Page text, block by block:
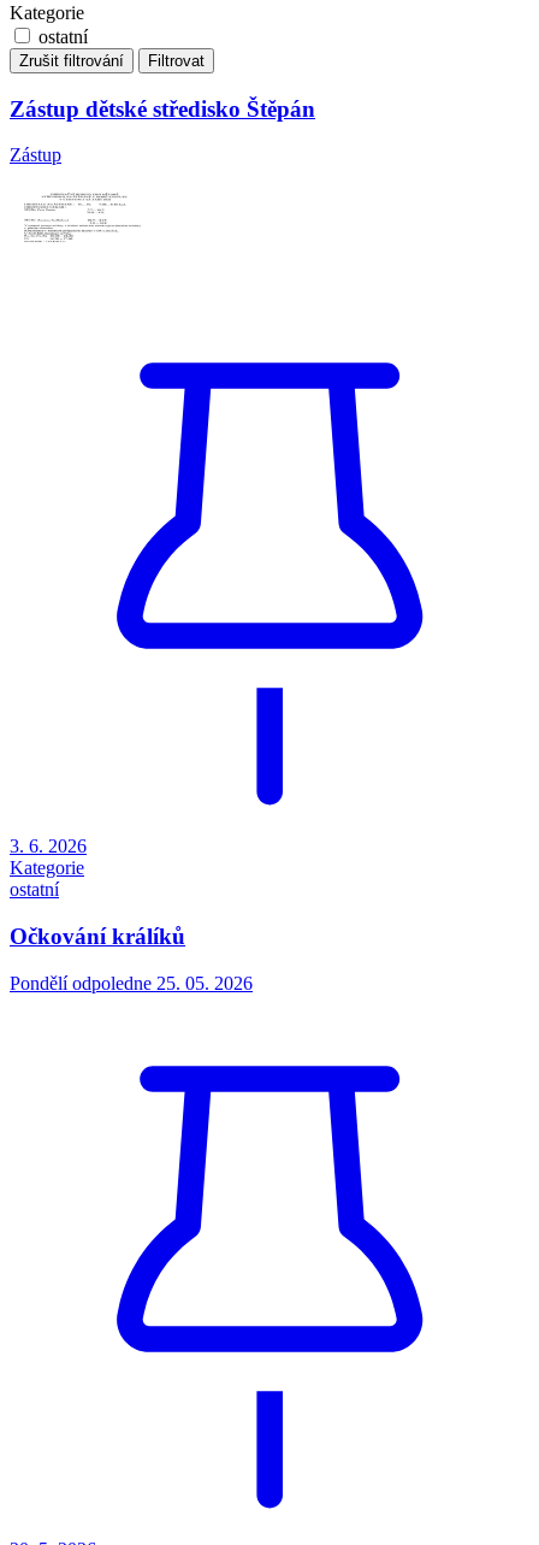
Kategorie
ostatní
Zrušit filtrování Filtrovat
Zástup dětské středisko Štěpán
Zástup
3. 6. 2026
Kategorie
ostatní
Očkování králíků
Pondělí odpoledne 25. 05. 2026